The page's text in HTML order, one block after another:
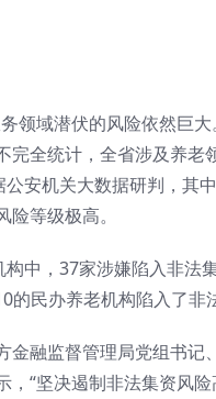
领域潜伏的风险依然巨大
完全统计，全省涉及养老
安机关大数据研判，其
等级极高。
中，37家涉嫌陷入非法
的民办养老机构陷入了非
金融监督管理局党组书记
，“坚决遏制非法集资风